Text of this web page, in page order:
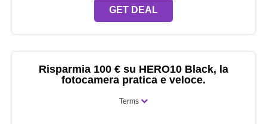
GET DEAL
Risparmia 100 € su HERO10 Black, la
fotocamera pratica e veloce.
Terms